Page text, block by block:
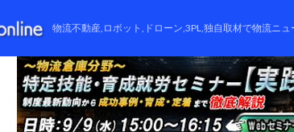
物流不動産,ロボット,ドローン,3PL,独自取材で物流ニュ